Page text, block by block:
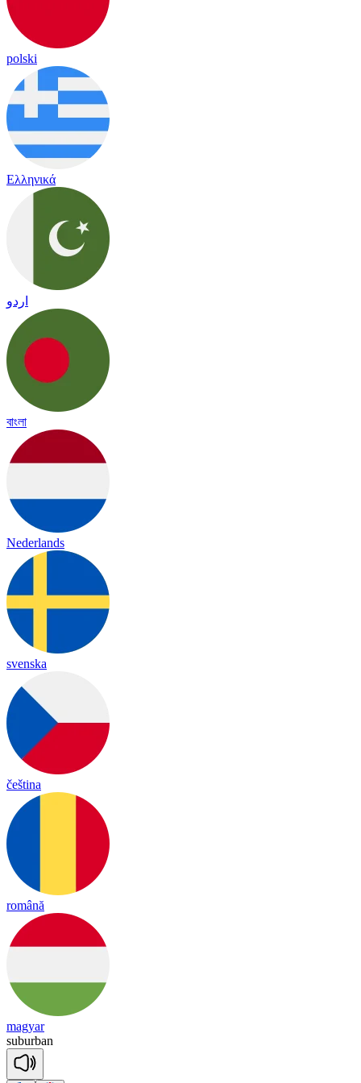
polski
Ελληνικά
اردو
বাংলা
Nederlands
svenska
čeština
română
magyar
suburban